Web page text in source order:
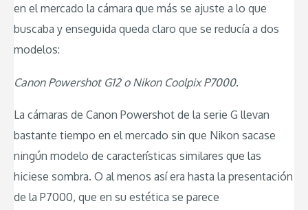
en el mercado la cámara que más se ajuste a lo que
buscaba y enseguida queda claro que se reducía a dos
modelos:
Canon Powershot G12 o Nikon Coolpix P7000.
La cámaras de Canon Powershot de la serie G llevan
bastante tiempo en el mercado sin que Nikon sacase
ningún modelo de características similares que las
hiciese sombra. O al menos así era hasta la presentación
de la P7000, que en su estética se parece